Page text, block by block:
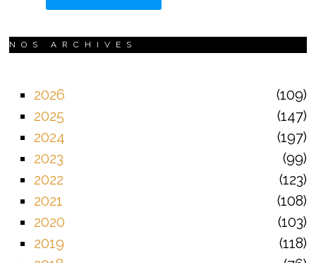
NOS ARCHIVES
2026
109
2025
147
2024
197
2023
99
2022
123
2021
108
2020
103
2019
118